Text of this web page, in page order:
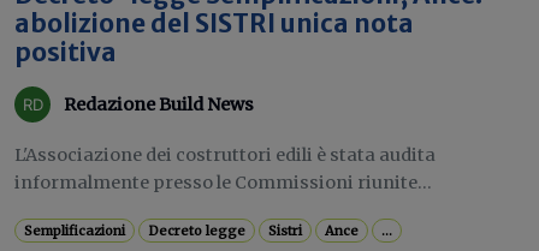
abolizione del SISTRI unica nota
positiva
Redazione Build News
L'Associazione dei costruttori edili è stata audita
informalmente presso le Commissioni riunite...
Semplificazioni Decreto legge Sistri Ance ...